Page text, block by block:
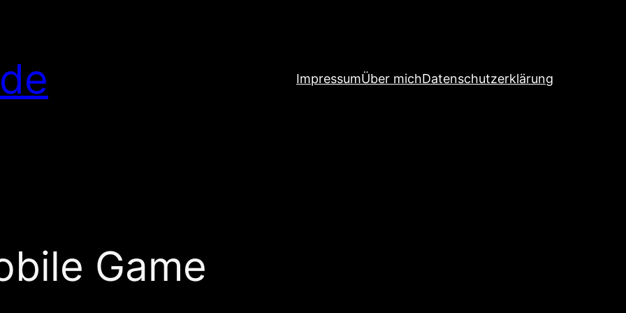
ImpressumÜber michDatenschutzerklärung
Game